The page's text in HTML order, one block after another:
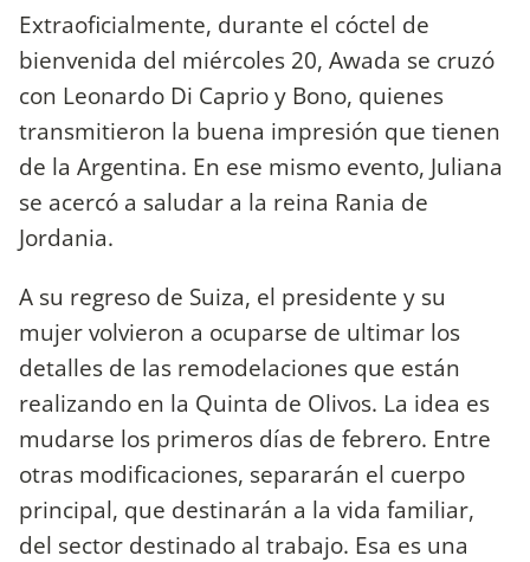
Extraoficialmente, durante el cóctel de
bienvenida del miércoles 20, Awada se cruzó
con Leonardo Di Caprio y Bono, quienes
transmitieron la buena impresión que tienen
de la Argentina. En ese mismo evento, Juliana
se acercó a saludar a la reina Rania de
Jordania.
A su regreso de Suiza, el presidente y su
mujer volvieron a ocuparse de ultimar los
detalles de las remodelaciones que están
realizando en la Quinta de Olivos. La idea es
mudarse los primeros días de febrero. Entre
otras modificaciones, separarán el cuerpo
principal, que destinarán a la vida familiar,
del sector destinado al trabajo. Esa es una